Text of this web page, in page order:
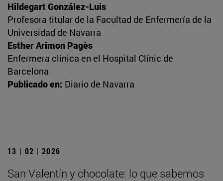
Hildegart González-Luis
Profesora titular de la Facultad de Enfermería de la
Universidad de Navarra
Esther Arimon Pagès
Enfermera clínica en el Hospital Clínic de
Barcelona
Publicado en: Diario de Navarra
13 | 02 | 2026
San Valentín y chocolate: lo que sabemos